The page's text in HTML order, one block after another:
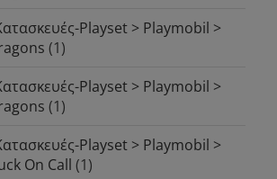
Playset > Playmobil >
(1)
Playset > Playmobil >
(1)
Playset > Playmobil >
On Call (1)